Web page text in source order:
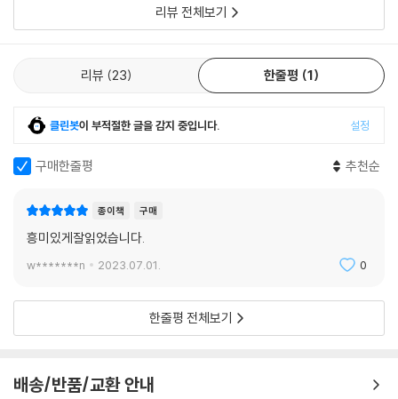
리뷰 전체보기
리뷰 23 한줄평 1
클린봇이 부적절한 글을 감지 중입니다. 설정
구매한줄평 추천순
종이책 구매
흥미있게잘읽었습니다.
w*******n 2023.07.01. 0
한줄평 전체보기
배송/반품/교환 안내